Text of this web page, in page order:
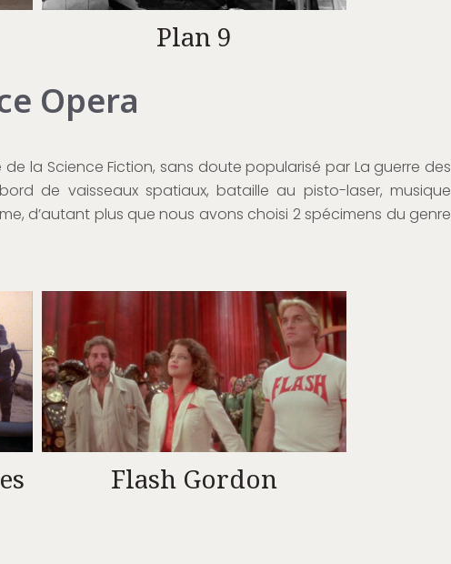
Plan 9
Opera
la Science Fiction, sans doute popularisé par La guerre des
de vaisseaux spatiaux, bataille au pisto-laser, musique
d’autant plus que nous avons choisi 2 spécimens du genre
Flash Gordon